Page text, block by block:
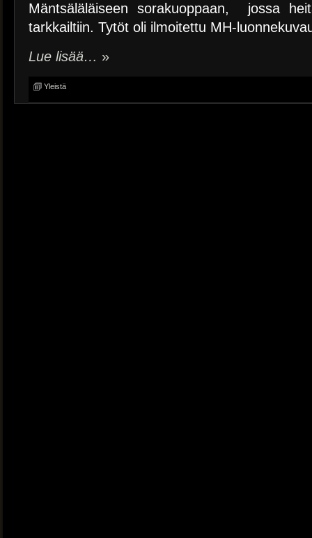
Mäntsäläläiseen sorakuoppaan, jossa
tarkkailtiin. Tytöt oli ilmoitettu MH-
Lue lisää… »
Yleistä